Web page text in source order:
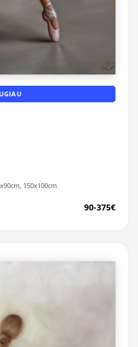
150x100cm
90-375€